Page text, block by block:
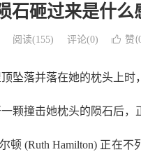
石砸过来是什么
阅读(155) 评论(0)  赞(
坠落并落在她的枕头上时
颗撞击她枕头的陨石后，
顿 (Ruth Hamilton) 正在